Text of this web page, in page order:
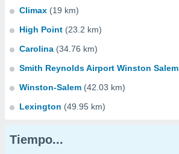
Climax (19 km)
High Point (23.2 km)
Carolina (34.76 km)
Smith Reynolds Airport Winston Salem
Winston-Salem (42.03 km)
Lexington (49.95 km)
Tiempo...